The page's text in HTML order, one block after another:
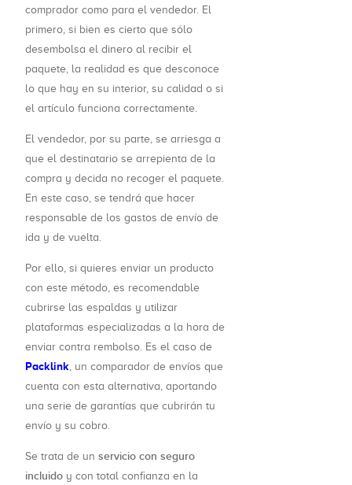
comprador como para el vendedor. El
primero, si bien es cierto que sólo
desembolsa el dinero al recibir el
paquete, la realidad es que desconoce
lo que hay en su interior, su calidad o si
el artículo funciona correctamente.
El vendedor, por su parte, se arriesga a
que el destinatario se arrepienta de la
compra y decida no recoger el paquete.
En este caso, se tendrá que hacer
responsable de los gastos de envío de
ida y de vuelta.
Por ello, si quieres enviar un producto
con este método, es recomendable
cubrirse las espaldas y utilizar
plataformas especializadas a la hora de
enviar contra rembolso. Es el caso de
Packlink, un comparador de envíos que
cuenta con esta alternativa, aportando
una serie de garantías que cubrirán tu
envío y su cobro.
Se trata de un servicio con seguro
incluido y con total confianza en la